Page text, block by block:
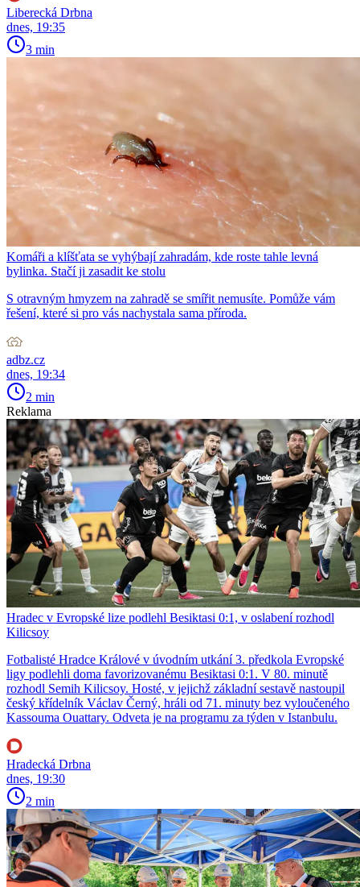
Liberecká Drbna
dnes, 19:35
3 min
Komáři a klíšťata se vyhýbají zahradám, kde roste tahle levná
bylinka. Stačí ji zasadit ke stolu
S otravným hmyzem na zahradě se smířit nemusíte. Pomůže vám
řešení, které si pro vás nachystala sama příroda.
adbz.cz
dnes, 19:34
2 min
Reklama
Hradec v Evropské lize podlehl Besiktasi 0:1, v oslabení rozhodl
Kilicsoy
Fotbalisté Hradce Králové v úvodním utkání 3. předkola Evropské
ligy podlehli doma favorizovanému Besiktasi 0:1. V 80. minutě
rozhodl Semih Kilicsoy. Hosté, v jejichž základní sestavě nastoupil
český křídelník Václav Černý, hráli od 71. minuty bez vyloučeného
Kassouma Ouattary. Odveta je na programu za týden v Istanbulu.
Hradecká Drbna
dnes, 19:30
2 min